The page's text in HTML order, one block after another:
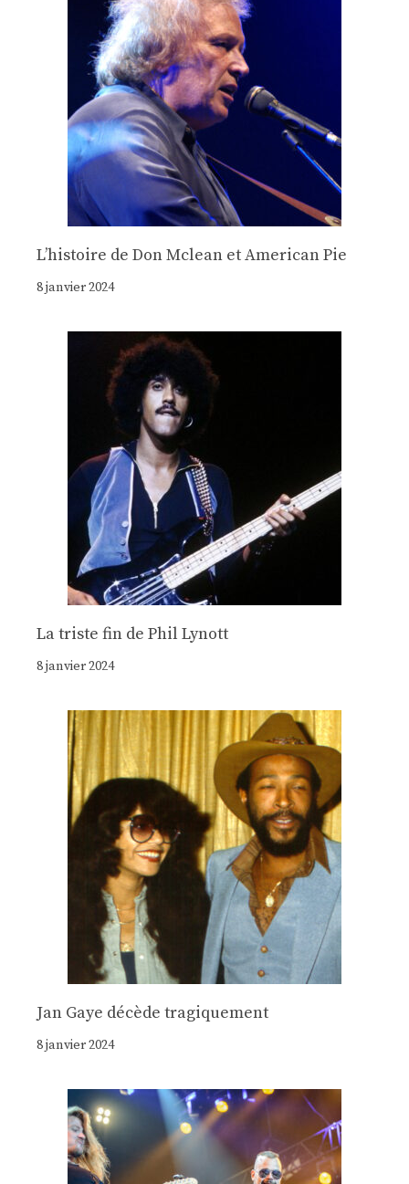
Lʼhistoire de Don Mclean et American Pie
8 janvier 2024
La triste fin de Phil Lynott
8 janvier 2024
Jan Gaye décède tragiquement
8 janvier 2024